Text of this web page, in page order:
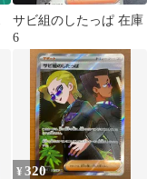
サビ組のしたっぱ 在庫
6
¥320